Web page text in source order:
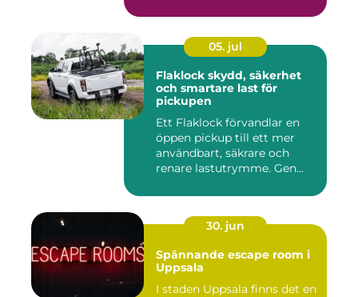
05. jul
Flaklock skydd, säkerhet
och smartare last för
pickupen
Ett Flaklock förvandlar en
öppen pickup till ett mer
användbart, säkrare och
renare lastutrymme. Gen...
30. jun
Spännande escape room i
Uppsala
I staden Uppsala finns det en